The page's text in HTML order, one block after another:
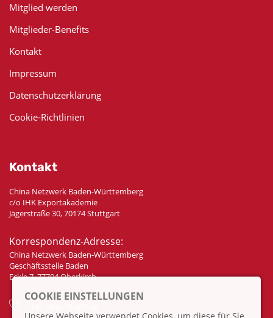
Mitglied werden
Mitglieder-Benefits
Kontakt
Impressum
Datenschutzerklärung
Cookie-Richtlinien
Kontakt
China Netzwerk Baden-Württemberg
c/o IHK Exportakademie
Jägerstraße 30, 70174 Stuttgart
Korrespondenz-Adresse:
China Netzwerk Baden-Württemberg
Geschäftsstelle Baden
Eckle 7, 77704 Oberkirch
COOKIE EINSTELLUNGEN